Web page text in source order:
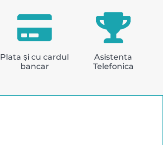
Plata și cu cardul
bancar
Asistenta
Telefonica